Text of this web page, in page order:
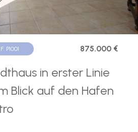
P1001 875.000 €
in erster Linie
Blick auf den Hafen